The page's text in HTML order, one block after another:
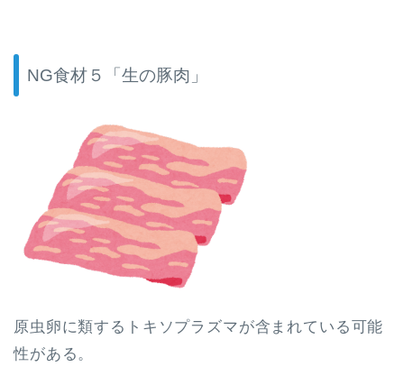
NG食材５「生の豚肉」
原虫卵に類するトキソプラズマが含まれている可能
性がある。